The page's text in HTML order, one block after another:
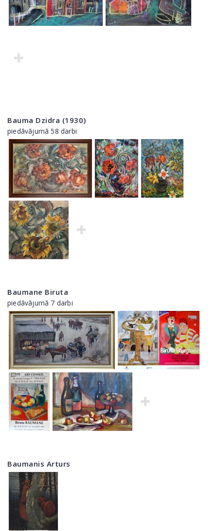
Bauma Dzidra (1930)
piedāvājumā 58 darbi
Baumane Biruta
piedāvājumā 7 darbi
Baumanis Arturs